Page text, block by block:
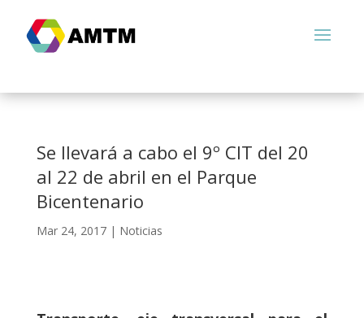
Se llevará a cabo el 9º CIT del 20
al 22 de abril en el Parque
Bicentenario
Mar 24, 2017| Noticias